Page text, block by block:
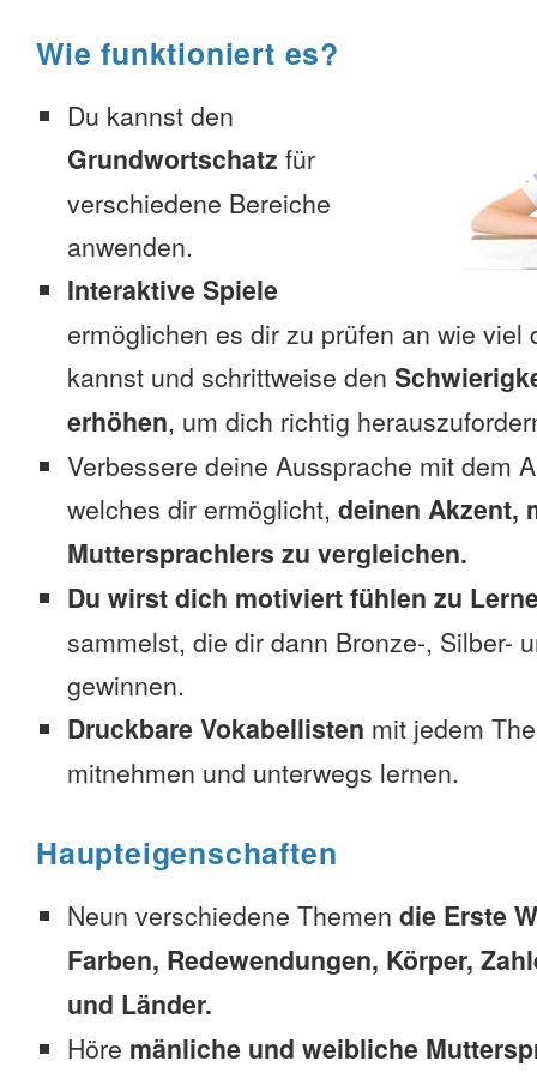
Wie funktioniert es?
Du kannst den
Grundwortschatz für
verschiedene Bereiche
anwenden.
Interaktive Spiele
ermöglichen es dir zu prüfen an wie viel
kannst und schrittweise den
erhöhen, um dich richtig
Verbessere deine Aussprache mit dem
welches dir ermöglicht, deinen Akzent,
Muttersprachlers zu vergleichen.
Du wirst dich motiviert fühlen zu
sammelst, die dir dann Bronze-, Silber-
gewinnen.
Druckbare Vokabellisten mit jedem
mitnehmen und unterwegs lernen.
Haupteigenschaften
Neun verschiedene Themen die Erste
Farben, Redewendungen, Körper,
und Länder.
Höre mänliche und weibliche